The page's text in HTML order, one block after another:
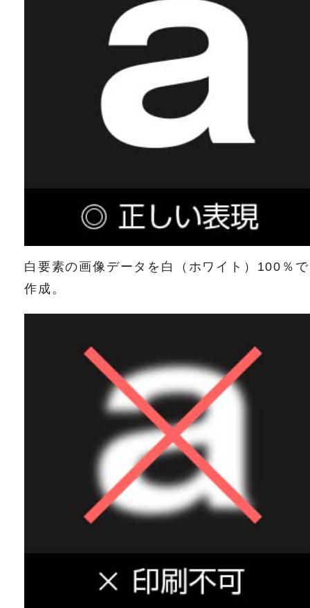
白要素の画像データを白（ホワイト）100％で
作成。